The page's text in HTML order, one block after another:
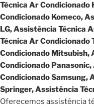
Técnica Ar
Condicionado Komeco,
LG, Assistência Técnica
Técnica Ar Condicionado
Condicionado Mitsubish,
Condicionado
Condicionado Samsung,
Springer, Assistência
Oferecemos assistência